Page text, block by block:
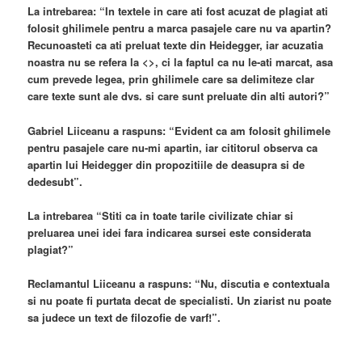
La intrebarea: “In textele in care ati fost acuzat de plagiat ati
folosit ghilimele pentru a marca pasajele care nu va apartin?
Recunoasteti ca ati preluat texte din Heidegger, iar acuzatia
noastra nu se refera la <>, ci la faptul ca nu le-ati marcat, asa
cum prevede legea, prin ghilimele care sa delimiteze clar
care texte sunt ale dvs. si care sunt preluate din alti autori?”
Gabriel Liiceanu a raspuns: “Evident ca am folosit ghilimele
pentru pasajele care nu-mi apartin, iar cititorul observa ca
apartin lui Heidegger din propozitiile de deasupra si de
dedesubt”.
La intrebarea “Stiti ca in toate tarile civilizate chiar si
preluarea unei idei fara indicarea sursei este considerata
plagiat?”
Reclamantul Liiceanu a raspuns: “Nu, discutia e contextuala
si nu poate fi purtata decat de specialisti. Un ziarist nu poate
sa judece un text de filozofie de varf!”.